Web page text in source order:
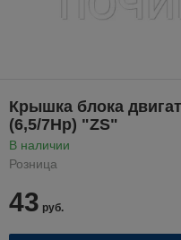
Крышка блока
(6,5/7Hp) "ZS"
В наличии
Розница
43 руб.